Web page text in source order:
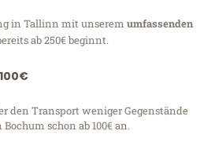
in Tallinn mit unserem umfassenden
ab 250€ beginnt.
den Transport weniger Gegenstände
Bochum schon ab 100€ an.